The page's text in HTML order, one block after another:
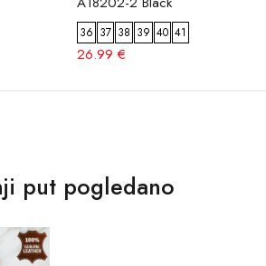
36 37 38 39 40 41
26.99 €
put pogledano